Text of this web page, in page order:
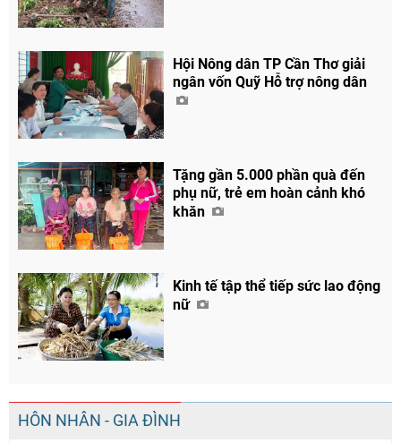
Hội Nông dân TP Cần Thơ giải
ngân vốn Quỹ Hỗ trợ nông dân
Tặng gần 5.000 phần quà đến
phụ nữ, trẻ em hoàn cảnh khó
khăn
Kinh tế tập thể tiếp sức lao động
nữ
HÔN NHÂN - GIA ĐÌNH